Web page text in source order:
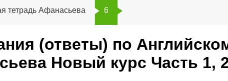
тетрадь Афанасьева 6
(ответы) по
Новый курс Часть 1,